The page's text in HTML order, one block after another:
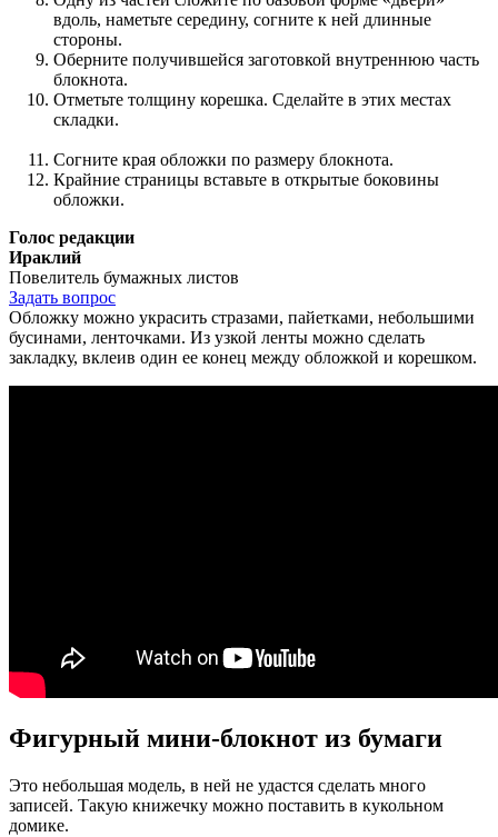
вдоль, наметьте середину, согните к ней длинные
стороны.
Оберните получившейся заготовкой внутреннюю часть
блокнота.
Отметьте толщину корешка. Сделайте в этих местах
складки.
Согните края обложки по размеру блокнота.
Крайние страницы вставьте в открытые боковины
обложки.
Голос редакции
Ираклий
Повелитель бумажных листов
Задать вопрос
Обложку можно украсить стразами, пайетками, небольшими
бусинами, ленточками. Из узкой ленты можно сделать
закладку, вклеив один ее конец между обложкой и корешком.
Фигурный мини-блокнот из бумаги
Это небольшая модель, в ней не удастся сделать много
записей. Такую книжечку можно поставить в кукольном
домике.